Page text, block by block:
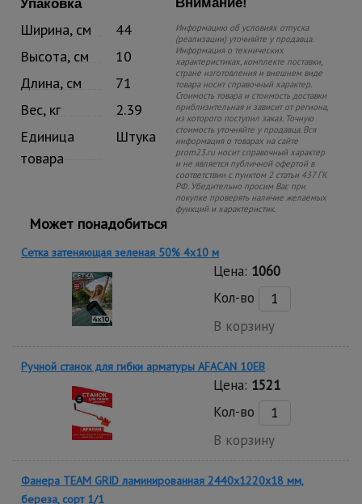
Упаковка
Ширина, см
44
Высота, см
10
Длина, см
71
Вес, кг
2.39
Единица
товара
Штука
Информацию об условиях отпуска
(реализации) уточняйте у продавца.
Информация о технических
характеристиках, комплекте поставки,
стране изготовления и внешнем виде
товара носит справочный характер.
Стоимость товара и стоимость доставки
приблизительная и зависит от региона,
из которого поступил заказ. Точную
стоимость уточняйте у продавца. Вся
информация о товарах на сайте
prom23.ru носит справочный характер
и не является публичной офертой в
соответствии с пунктом 2 статьи 437 ГК
РФ. Убедительно просим Вас при
покупке проверять наличие желаемых
функций и характеристик.
Может понадобиться
Сетка затеняющая зеленая 50% 4х10 м
Цена: 1060
Кол-во
В корзину
Ручной станок для гибки арматуры AFACAN 10EB
Цена: 1521
Кол-во
В корзину
Фанера TEAM GRID ламинированная 2440х1220х18 мм,
береза, сорт 1/1